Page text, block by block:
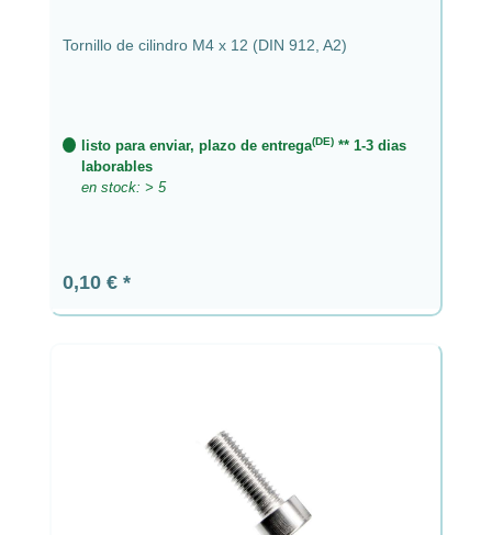
Tornillo de cilindro M4 x 12 (DIN 912, A2)
listo para enviar, plazo de entrega(DE) ** 1-3 dias
laborables
en stock: > 5
Precio normal:
0,10 €